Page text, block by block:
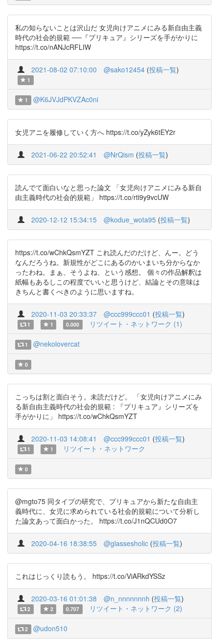
私の知らないことは沢山だ 女児向けアニメにみる新自由主義
時代の社会的規範 ──『プリキュア』シリーズを手がかりに
https://t.co/nANJcRFLIW
2021-08-02 07:10:00 @sako12454 (投稿一覧)
1
1 @K6JVJdPKVZAc0ni
女児アニを履修していく方へ https://t.co/yZyk6tEY2r
2021-06-22 20:52:41 @NrQism (投稿一覧)
読んでて面白いなと思った論文 「女児向けアニメにみる新自
由主義時代の社会的規範」 https://t.co/rti9y9vcUW
2020-12-12 15:34:15 @kodue_wota95 (投稿一覧)
https://t.co/wChkQsmYZT これ読んだのだけど、んー。どう
なんだろうね。新規性がどこにあるのかいまいち分からなか
ったわね。まぁ、そうよね、という感想。 個々の作品解釈は
紙幅もあるしこの程度でいいと思うけど、結論とその意味は
きちんと書くべきのように思いますね。
2020-11-03 20:33:37 @ccc999ccc01 (投稿一覧)
1 1 0.000 リツイート・ネットワーク (1)
1 @nekolovercat
0
こっちは割と面白そう。未読だけど。 「女児向けアニメにみ
る新自由主義時代の社会的規範 : 『プリキュア』シリーズを
手がかりに」 https://t.co/wChkQsmYZT
2020-11-03 14:08:41 @ccc999ccc01 (投稿一覧)
1 1 リツイート・ネットワーク
0
@mgto75 同タイプの研究で、プリキュアから新たな自由主
義時代に、女児に求められている社会的規範について分析し
た論文あって面白かった。 https://t.co/J1nQCUd0O7
2020-04-16 18:38:55 @glassesholic (投稿一覧)
これはじっくり読もう。 https://t.co/ViARkdYSSz
2020-03-16 01:01:38 @n_nnnnnnnh (投稿一覧)
2 2 0.707 リツイート・ネットワーク (2)
2 @udon510